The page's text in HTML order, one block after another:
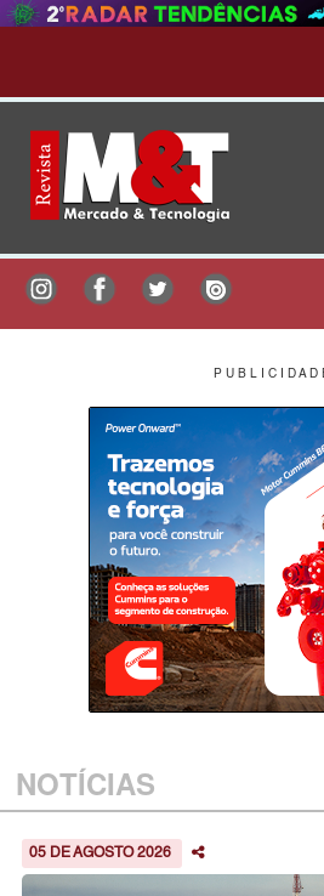
P U B L I C I D A D
NOTÍCIAS
05 DE AGOSTO 2026